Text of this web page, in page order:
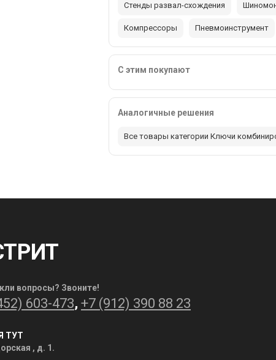
Стенды развал-схождения
Компрессоры Пневмоинструмент
С этим покупают
Аналогичные решения
Все товары категории Ключи
вопросы? Звоните!
603-473, +7 (912) 390 88 23
ТУТ
, д. 1.